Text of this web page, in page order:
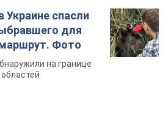
Украине спасли
для
Фото
на границе